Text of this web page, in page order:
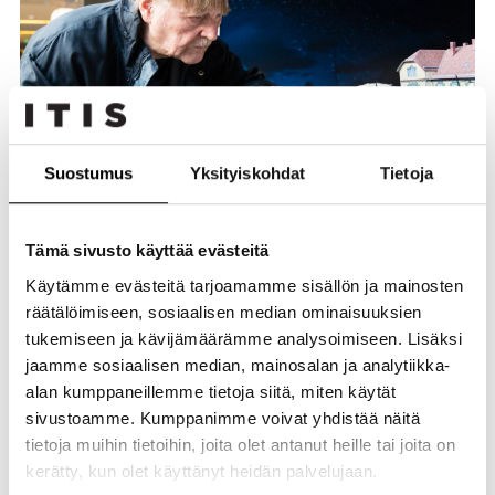
Suostumus Yksityiskohdat Tietoja
Tämä sivusto käyttää evästeitä
Käytämme evästeitä tarjoamamme sisällön ja mainosten
räätälöimiseen, sosiaalisen median ominaisuuksien
tukemiseen ja kävijämäärämme analysoimiseen. Lisäksi
jaamme sosiaalisen median, mainosalan ja analytiikka-
alan kumppaneillemme tietoja siitä, miten käytät
sivustoamme. Kumppanimme voivat yhdistää näitä
tietoja muihin tietoihin, joita olet antanut heille tai joita on
kerätty, kun olet käyttänyt heidän palvelujaan.
pienoisrautatienäyttelyitä myös Itikseen.
Alppirautatieharrastajat ry:hyn kuuluva Aulis Lerkka myös
on innokas pienoismalliharrastaja, jonka kiinnostus
pienoisjunaratoihin alkoi jo 7-vuotiaana pikkupoikana, kun
hän sai ensimmäisen veturinsa joululahjaksi. Nykyään Aulis
rakentaa kausittain Itikseen ja moneen muuhun
kauppakeskukseen pienoisrautatienäyttelyitä, jota monet
asiakkaat, niin lapset kuin aikuisetkin, pysähtyvät
katselemaan päivittäin.